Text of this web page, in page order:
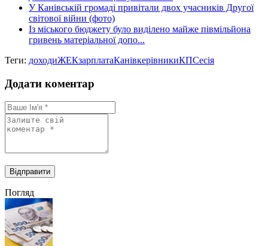
У Канівській громаді привітали двох учасників Другої
світової війни (фото)
Із міського бюджету було виділено майже півмільйона
гривень матеріальної допо...
Теги: доходиЖЕКзарплатаКанівкерівникиКПСесія
Додати коментар
Погляд